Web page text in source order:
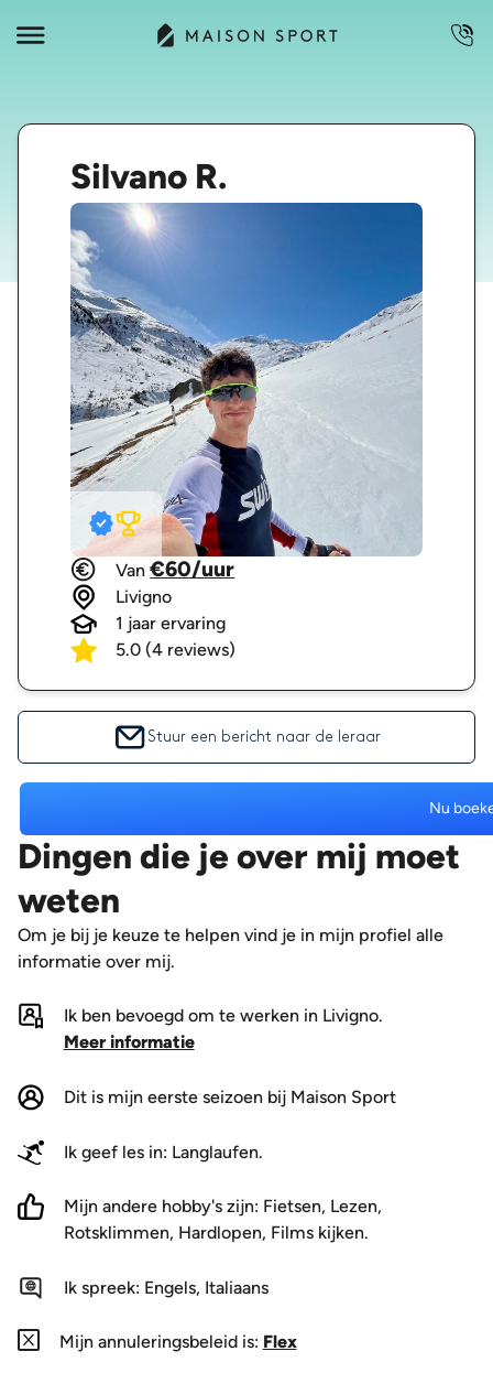
Silvano R.
Van €60/uur
Livigno
1 jaar ervaring
5.0 (4 reviews)
Stuur een bericht naar de leraar
Nu
Dingen die je over mij moet
weten
Om je bij je keuze te helpen vind je in mijn profiel alle
informatie over mij.
Ik ben bevoegd om te werken in Livigno.
Meer informatie
Dit is mijn eerste seizoen bij Maison Sport
Ik geef les in: Langlaufen.
Mijn andere hobby's zijn: Fietsen, Lezen,
Rotsklimmen, Hardlopen, Films kijken.
Ik spreek: Engels, Italiaans
Mijn annuleringsbeleid is: Flex